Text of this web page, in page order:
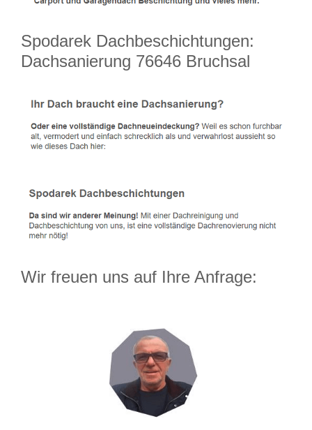
Spodarek Dachbeschichtungen:
Dachsanierung 76646 Bruchsal
Wir freuen uns auf Ihre Anfrage: